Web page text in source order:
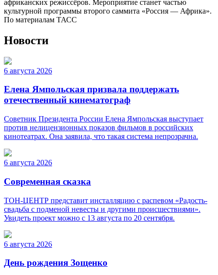
африканских режиссёров. Мероприятие станет частью
культурной программы второго саммита «Россия — Африка».
По материалам ТАСС
Новости
6 августа 2026
Елена Ямпольская призвала поддержать
отечественный кинематограф
Советник Президента России Елена Ямпольская выступает
против нелицензионных показов фильмов в российских
кинотеатрах. Она заявила, что такая система непрозрачна.
6 августа 2026
Современная сказка
ТОН-ЦЕНТР представит инсталляцию с распевом «Радость-
свадьба с подменой невесты и другими происшествиями».
Увидеть проект можно с 13 августа по 20 сентября.
6 августа 2026
День рождения Зощенко